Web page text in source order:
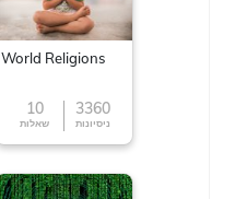
World Religions
10
שאלות
3360
ניסיונות